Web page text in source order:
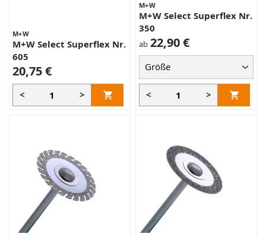
M+W
M+W Select Superflex Nr.
605
20,75 €
< >
M+W
M+W Select Superflex Nr.
350
ab 22,90 €
< >